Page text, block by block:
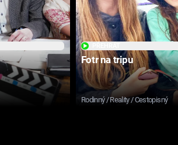
Fotr na tripu
Rodinný / Reality / Cestopisný